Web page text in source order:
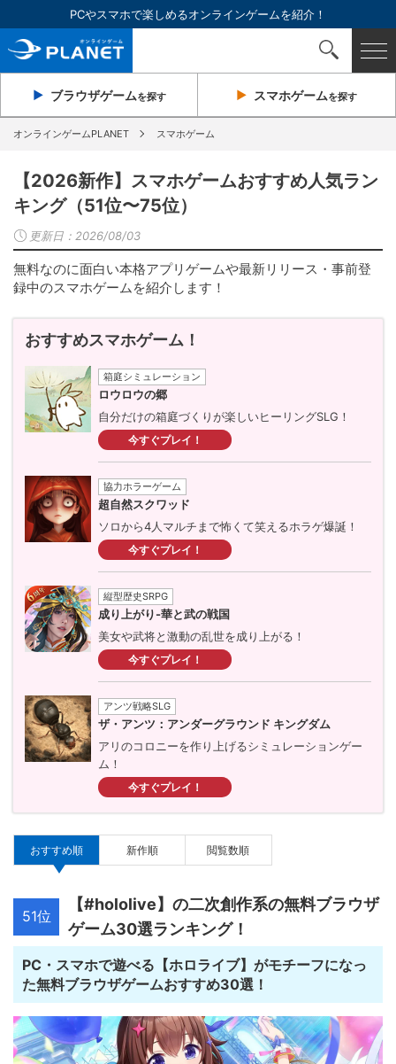
PCやスマホで楽しめるオンラインゲームを紹介！
ブラウザゲームを探す スマホゲームを探す
オンラインゲームPLANET スマホゲーム
【2026新作】スマホゲームおすすめ人気ラン
キング（51位〜75位）
更新日： 2026/08/03
無料なのに面白い本格アプリゲームや最新リリース・事前登
録中のスマホゲームを紹介します！
おすすめスマホゲーム！
箱庭シミュレーション
ロウロウの郷
自分だけの箱庭づくりが楽しいヒーリングSLG！
今すぐプレイ！
協力ホラーゲーム
超自然スクワッド
ソロから4人マルチまで怖くて笑えるホラゲ爆誕！
今すぐプレイ！
縦型歴史SRPG
成り上がり-華と武の戦国
美女や武将と激動の乱世を成り上がる！
今すぐプレイ！
アンツ戦略SLG
ザ・アンツ：アンダーグラウンド キングダム
アリのコロニーを作り上げるシミュレーションゲー
ム！
今すぐプレイ！
おすすめ順 新作順 閲覧数順
51位
【#hololive】の二次創作系の無料ブラウザ
ゲーム30選ランキング！
PC・スマホで遊べる【ホロライブ】がモチーフになっ
た無料ブラウザゲームおすすめ30選！